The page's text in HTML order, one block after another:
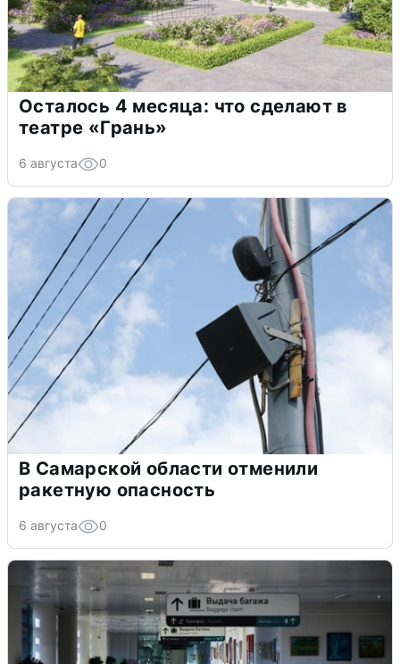
Осталось 4 месяца: что сделают в
театре «Грань»
6 августа 0
В Самарской области отменили
ракетную опасность
6 августа 0